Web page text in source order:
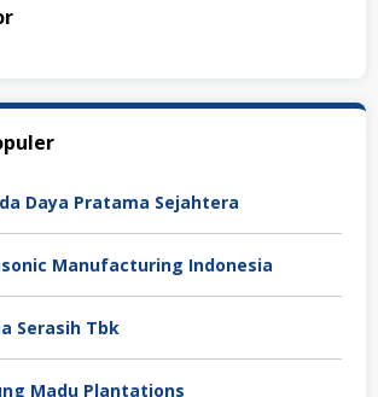
Daya Pratama Sejahtera
Manufacturing Indonesia
Serasih Tbk
Madu Plantations